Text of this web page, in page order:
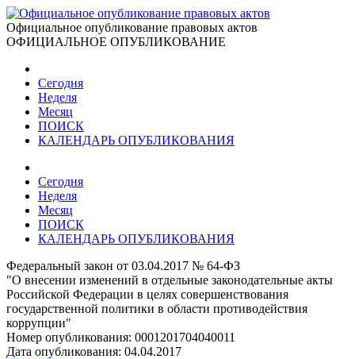
Официальное опубликование правовых актов
ОФИЦИАЛЬНОЕ ОПУБЛИКОВАНИЕ
Сегодня
Неделя
Месяц
ПОИСК
КАЛЕНДАРЬ ОПУБЛИКОВАНИЯ
Сегодня
Неделя
Месяц
ПОИСК
КАЛЕНДАРЬ ОПУБЛИКОВАНИЯ
Федеральный закон от 03.04.2017 № 64-ФЗ
"О внесении изменений в отдельные законодательные акты
Российской Федерации в целях совершенствования
государственной политики в области противодействия
коррупции"
Номер опубликования: 0001201704040011
Дата опубликования: 04.04.2017